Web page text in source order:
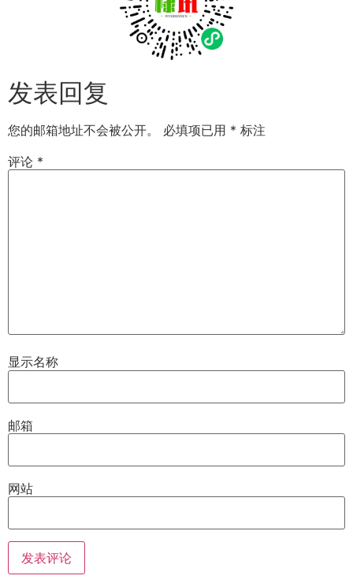
发表回复
您的邮箱地址不会被公开。 必填项已用 * 标注
评论 *
显示名称
邮箱
网站